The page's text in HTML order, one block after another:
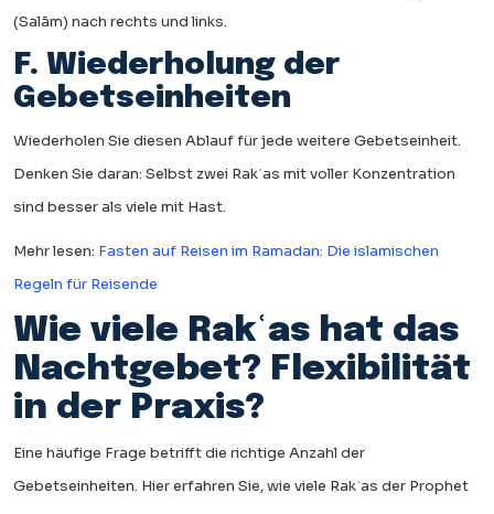
(Salām) nach rechts und links.
F. Wiederholung der
Gebetseinheiten
Wiederholen Sie diesen Ablauf für jede weitere Gebetseinheit.
Denken Sie daran: Selbst zwei Rakʿas mit voller Konzentration
sind besser als viele mit Hast.
Mehr lesen: Fasten auf Reisen im Ramadan: Die islamischen
Regeln für Reisende
Wie viele Rakʿas hat das
Nachtgebet? Flexibilität
in der Praxis?
Eine häufige Frage betrifft die richtige Anzahl der
Gebetseinheiten. Hier erfahren Sie, wie viele Rakʿas der Prophet